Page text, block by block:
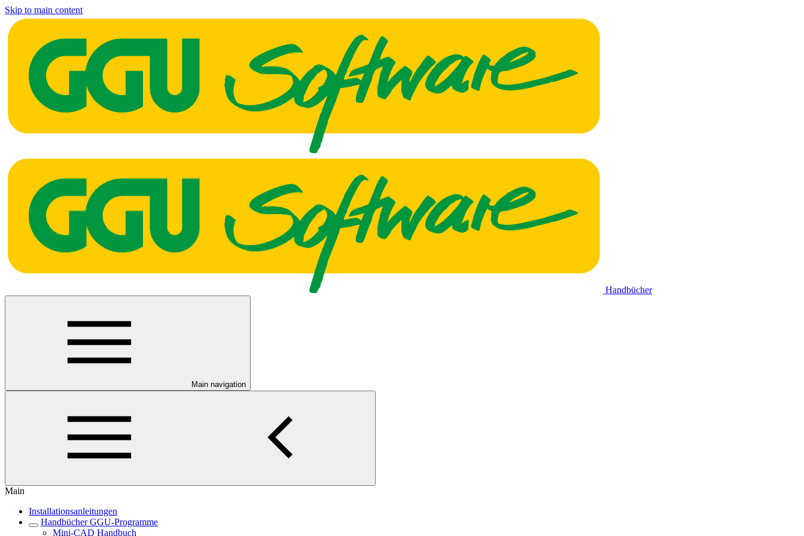
Skip to main content
Handbücher
Main navigation
Main
Installationsanleitungen
Handbücher GGU-Programme
Mini-CAD Handbuch